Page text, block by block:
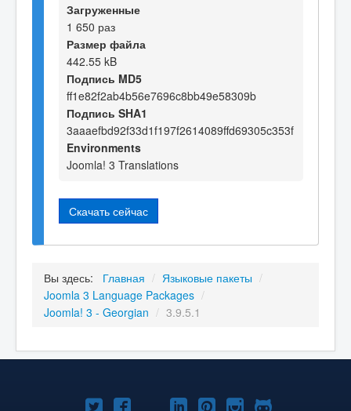
Загруженные
1 650 раз
Размер файла
442.55 kB
Подпись MD5
ff1e82f2ab4b56e7696c8bb49e58309b
Подпись SHA1
3aaaefbd92f33d1f197f2614089ffd69305c353f
Environments
Joomla! 3 Translations
Скачать сейчас
Вы здесь: Главная / Языковые пакеты /
Joomla 3 Language Packages /
Joomla! 3 - Georgian / 3.9.5.1